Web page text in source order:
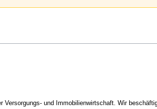
und Immobilienwirtschaft. Wir